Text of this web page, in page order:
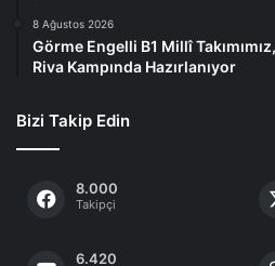
8 Ağustos 2026
Görme Engelli B1 Millî
Riva Kampında Hazırlanıyor
Bizi Takip Edin
8.000
Takipçi
6.420